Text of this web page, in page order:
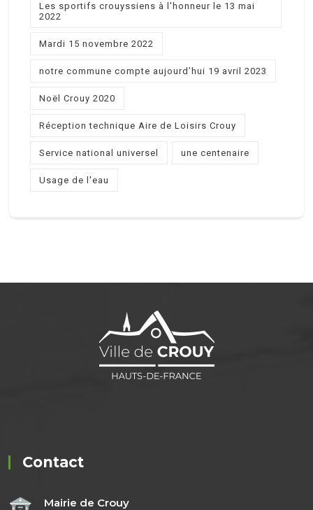
Les sportifs crouyssiens à l'honneur le 13 mai
2022
Mardi 15 novembre 2022
notre commune compte aujourd’hui 19 avril 2023
Noël Crouy 2020
Réception technique Aire de Loisirs Crouy
Service national universel une centenaire
Usage de l'eau
Contact
Mairie de Crouy